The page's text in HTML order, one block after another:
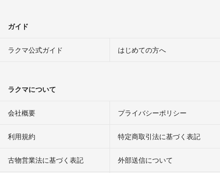
ガイド
ラクマ公式ガイド はじめての方へ
ラクマについて
会社概要 プライバシーポリシー
利用規約 特定商取引法に基づく表記
古物営業法に基づく表記 外部送信について